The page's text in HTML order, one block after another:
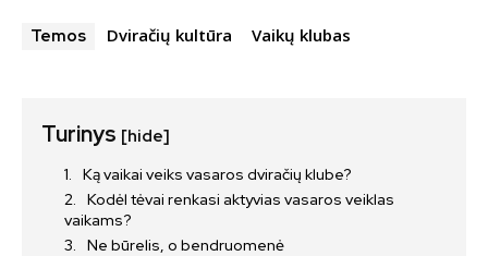
Temos Dviračių kultūra Vaikų klubas
Turinys [hide]
Ką vaikai veiks vasaros dviračių klube?
Kodėl tėvai renkasi aktyvias vasaros veiklas
vaikams?
Ne būrelis, o bendruomenė